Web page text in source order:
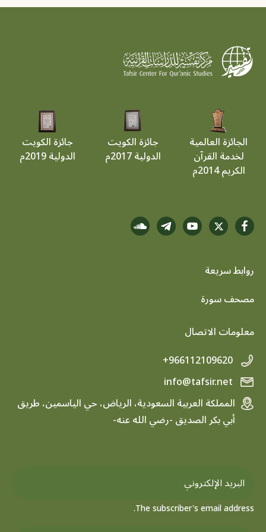
الجائزة العالمية
لخدمة القرآن
الكريم 2014م
جائزة الكويت
الدولية 2017م
جائزة الكويت
الدولية 2019م
روابط سريعة
footer menu
مصحف سورة
معلومات الاتصال
+966112109620
المملكة العربية السعودية، الرياض، حي الياسمين، طريق
أبي بكر الصديق -رضي الله عنه-
The subscriber's email address.